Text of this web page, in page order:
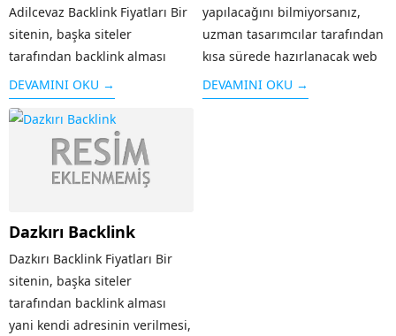
Adilcevaz Backlink Fiyatları Bir
sitenin, başka siteler
tarafından backlink alması
yani kendi adresinin verilmesi,
o sitenin hem reklamı olduğu
kadar hem de arama
motorlarında üst sırada yer
alması için önemli bir kriterdir.
Sitenin güvenilirliği arttığı...
DEVAMINI OKU →
yapılacağını bilmiyorsanız,
uzman tasarımcılar tarafından
kısa sürede hazırlanacak web
tasarım hizmetinden
yararlanabilirsiniz. Bu hizmet
DEVAMINI OKU →
Dazkırı Backlink
Dazkırı Backlink Fiyatları Bir
sitenin, başka siteler
tarafından backlink alması
yani kendi adresinin verilmesi,